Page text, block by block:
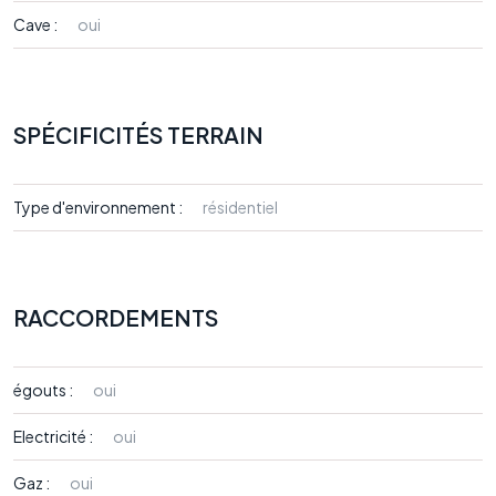
Cave : oui
SPÉCIFICITÉS TERRAIN
Type d'environnement : résidentiel
RACCORDEMENTS
égouts : oui
Electricité : oui
Gaz : oui